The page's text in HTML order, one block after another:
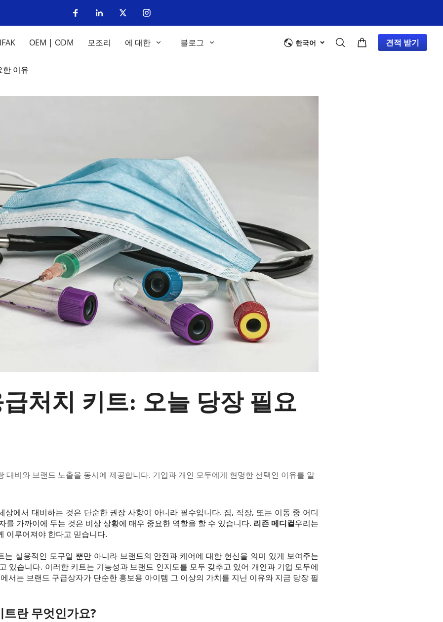
IFAK OEM | ODM 모조리 에 대한 블로그 한국어 견적 받기
한 이유
처치 키트: 오늘 당장 필요
대비와 브랜드 노출을 동시에 제공합니다. 기업과 개인 모두에게 현명한 선택인 이유를 알
상에서 대비하는 것은 단순한 권장 사항이 아니라 필수입니다. 집, 직장, 또는 이동 중 어디
를 가까이에 두는 것은 비상 상황에 매우 중요한 역할을 할 수 있습니다. 리즌 메디컬우리는
이루어져야 한다고 믿습니다.
는 실용적인 도구일 뿐만 아니라 브랜드의 안전과 케어에 대한 헌신을 의미 있게 보여주는
있습니다. 이러한 키트는 기능성과 브랜드 인지도를 모두 갖추고 있어 개인과 기업 모두에
서는 브랜드 구급상자가 단순한 홍보용 아이템 그 이상의 가치를 지닌 이유와 지금 당장 필
란 무엇인가요?